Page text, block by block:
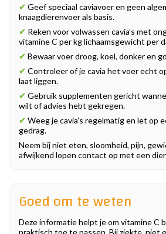
✔ Geef speciaal caviavoer en geen
knaagdierenvoer als basis.
✔ Reken voor volwassen cavia’s met
vitamine C per kg lichaamsgewicht per
✔ Bewaar voer droog, koel, donker en
✔ Controleer of je cavia het voer echt
laat liggen.
✔ Gebruik supplementen gericht
wilt of advies hebt gekregen.
✔ Weeg je cavia’s regelmatig en let op
gedrag.
Neem bij niet eten, sloomheid, pijn,
afwijkend lopen contact op met een
Goed om te weten
Deze informatie helpt je om vitamine C
praktisch toe te passen. Bij ziekte, niet